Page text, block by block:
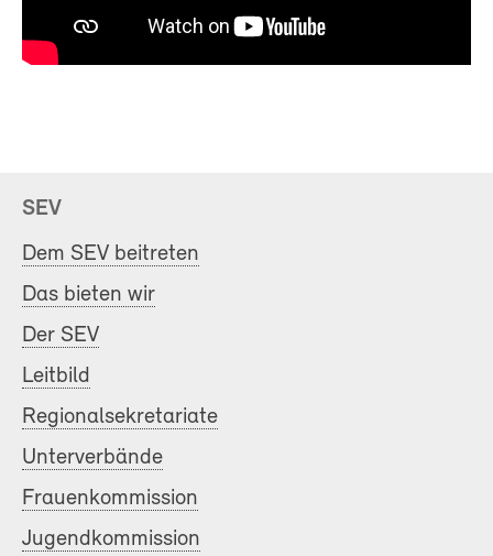
SEV
Dem SEV beitreten
Das bieten wir
Der SEV
Leitbild
Regionalsekretariate
Unterverbände
Frauenkommission
Jugendkommission